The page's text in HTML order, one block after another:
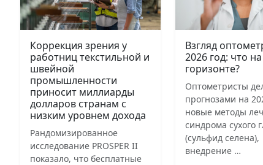
Коррекция зрения у
работниц текстильной и
швейной
промышленности
приносит миллиарды
долларов странам с
низким уровнем дохода
Рандомизированное
исследование PROSPER II
показало, что бесплатные
Взгляд
2026 год: что на
горизонте?
Оптометристы
прогнозами на
новые методы
синдрома сухого
(сульфид селена),
внедрение …